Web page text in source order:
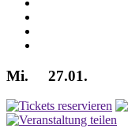
Mi. 27.01.